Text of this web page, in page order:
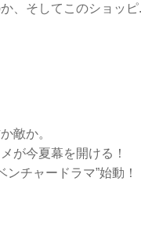
、そしてこのショッピ
敵か。
が今夏幕を開ける！
ンチャードラマ”始動！